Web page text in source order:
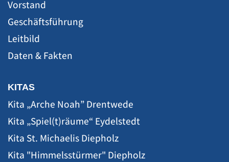
Vorstand
Geschäftsführung
Leitbild
Daten & Fakten
KITAS
Kita „Arche Noah” Drentwede
Kita „Spiel(t)räume“ Eydelstedt
Kita St. Michaelis Diepholz
Kita "Himmelsstürmer" Diepholz